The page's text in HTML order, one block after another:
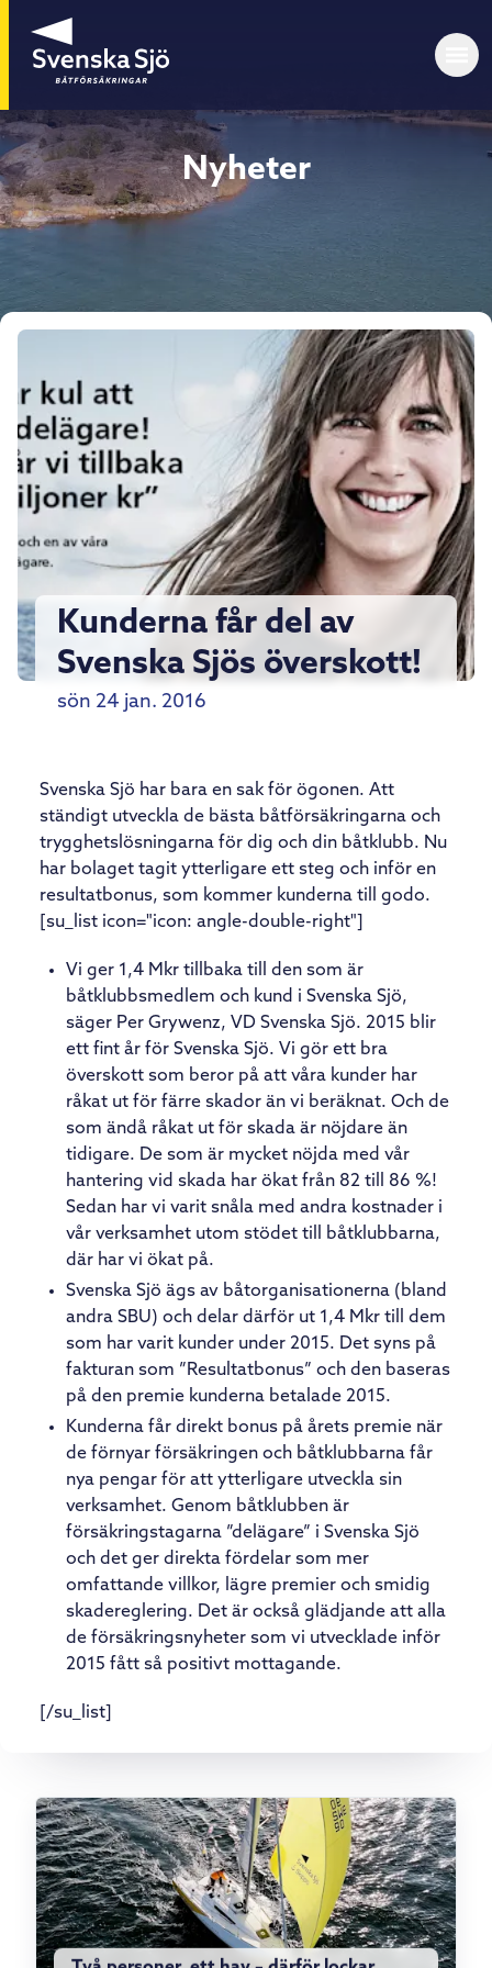
Nyheter
Kunderna får del av
Svenska Sjös överskott!
sön 24 jan. 2016
Svenska Sjö har bara en sak för ögonen. Att
ständigt utveckla de bästa båtförsäkringarna och
trygghetslösningarna för dig och din båtklubb. Nu
har bolaget tagit ytterligare ett steg och inför en
resultatbonus, som kommer kunderna till godo.
[su_list icon="icon: angle-double-right"]
Vi ger 1,4 Mkr tillbaka till den som är
båtklubbsmedlem och kund i Svenska Sjö,
säger Per Grywenz, VD Svenska Sjö. 2015 blir
ett fint år för Svenska Sjö. Vi gör ett bra
överskott som beror på att våra kunder har
råkat ut för färre skador än vi beräknat. Och de
som ändå råkat ut för skada är nöjdare än
tidigare. De som är mycket nöjda med vår
hantering vid skada har ökat från 82 till 86 %!
Sedan har vi varit snåla med andra kostnader i
vår verksamhet utom stödet till båtklubbarna,
där har vi ökat på.
Svenska Sjö ägs av båtorganisationerna (bland
andra SBU) och delar därför ut 1,4 Mkr till dem
som har varit kunder under 2015. Det syns på
fakturan som ”Resultatbonus” och den baseras
på den premie kunderna betalade 2015.
Kunderna får direkt bonus på årets premie när
de förnyar försäkringen och båtklubbarna får
nya pengar för att ytterligare utveckla sin
verksamhet. Genom båtklubben är
försäkringstagarna ”delägare” i Svenska Sjö
och det ger direkta fördelar som mer
omfattande villkor, lägre premier och smidig
skadereglering. Det är också glädjande att alla
de försäkringsnyheter som vi utvecklade inför
2015 fått så positivt mottagande.
[/su_list]